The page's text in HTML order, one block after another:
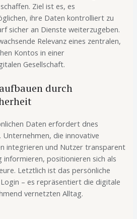
Ziel ist es, es
ihre Daten kontrolliert zu
sicher an Dienste weiterzugeben.
Relevanz eines zentralen,
Kontos in einer
Gesellschaft.
durch
Daten erfordert dnes
die innovative
integrieren und Nutzer transparent
positionieren sich als
Letztlich ist das persönliche
– es repräsentiert die digitale
vernetzten Alltag.